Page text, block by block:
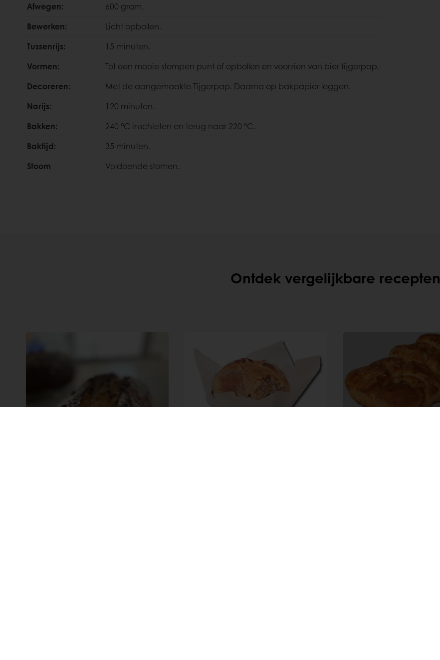
Afwegen:
600 gram.
Bewerken:
Licht opbollen.
Tussenrijs:
15 minuten.
Vormen:
Tot een mooie stompen punt of opbollen en voorzien van bier tijgerpap.
Decoreren:
Met de aangemaakte Tijgerpap. Daarna op bakpapier leggen.
Narijs:
120 minuten.
Bakken:
240 °C inschieten en terug naar 220 °C.
Baktijd:
35 minuten.
Stoom
Voldoende stomen.
Ontdek vergelijkbare recepten